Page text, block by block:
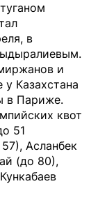
в
и
Казахстана
в Париже.
квот
51
Асланбек
(до 80),